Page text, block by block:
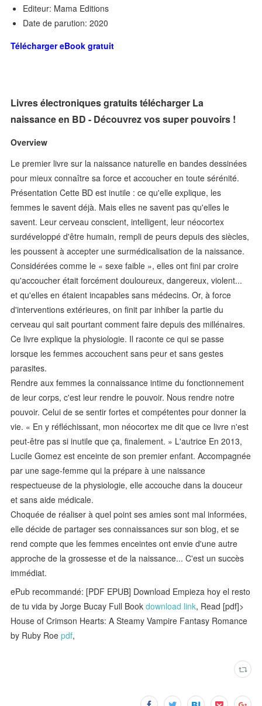
Editeur: Mama Editions
Date de parution: 2020
Télécharger eBook gratuit
Livres électroniques gratuits télécharger La
naissance en BD - Découvrez vos super pouvoirs !
Overview
Le premier livre sur la naissance naturelle en bandes dessinées
pour mieux connaître sa force et accoucher en toute sérénité.
Présentation Cette BD est inutile : ce qu'elle explique, les
femmes le savent déjà. Mais elles ne savent pas qu'elles le
savent. Leur cerveau conscient, intelligent, leur néocortex
surdéveloppé d'être humain, rempli de peurs depuis des siècles,
les poussent à accepter une surmédicalisation de la naissance.
Considérées comme le « sexe faible », elles ont fini par croire
qu'accoucher était forcément douloureux, dangereux, violent...
et qu'elles en étaient incapables sans médecins. Or, à force
d'interventions extérieures, on finit par inhiber la partie du
cerveau qui sait pourtant comment faire depuis des millénaires.
Ce livre explique la physiologie. Il raconte ce qui se passe
lorsque les femmes accouchent sans peur et sans gestes
parasites.
Rendre aux femmes la connaissance intime du fonctionnement
de leur corps, c'est leur rendre le pouvoir. Nous rendre notre
pouvoir. Celui de se sentir fortes et compétentes pour donner la
vie. « En y réfléchissant, mon néocortex me dit que ce livre n'est
peut-être pas si inutile que ça, finalement. » L'autrice En 2013,
Lucile Gomez est enceinte de son premier enfant. Accompagnée
par une sage-femme qui la prépare à une naissance
respectueuse de la physiologie, elle accouche dans la douceur
et sans aide médicale.
Choquée de réaliser à quel point ses amies sont mal informées,
elle décide de partager ses connaissances sur son blog, et se
rend compte que les femmes enceintes ont envie d'une autre
approche de la grossesse et de la naissance... C'est un succès
immédiat.
ePub recommandé: [PDF EPUB] Download Empieza hoy el resto
de tu vida by Jorge Bucay Full Bookdownload link, Read [pdf]>
House of Crimson Hearts: A Steamy Vampire Fantasy Romance
by Ruby Roepdf,